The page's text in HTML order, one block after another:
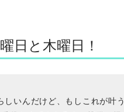
日と木曜日！
いんだけど、もしこれが叶う